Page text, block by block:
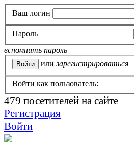
Ваш логин
Пароль
вспомнить пароль
или зарегистрироваться
Войти как пользователь:
479 посетителей на сайте
Регистрация
Войти